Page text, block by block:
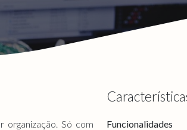
organização. Só com
Funcionalidades